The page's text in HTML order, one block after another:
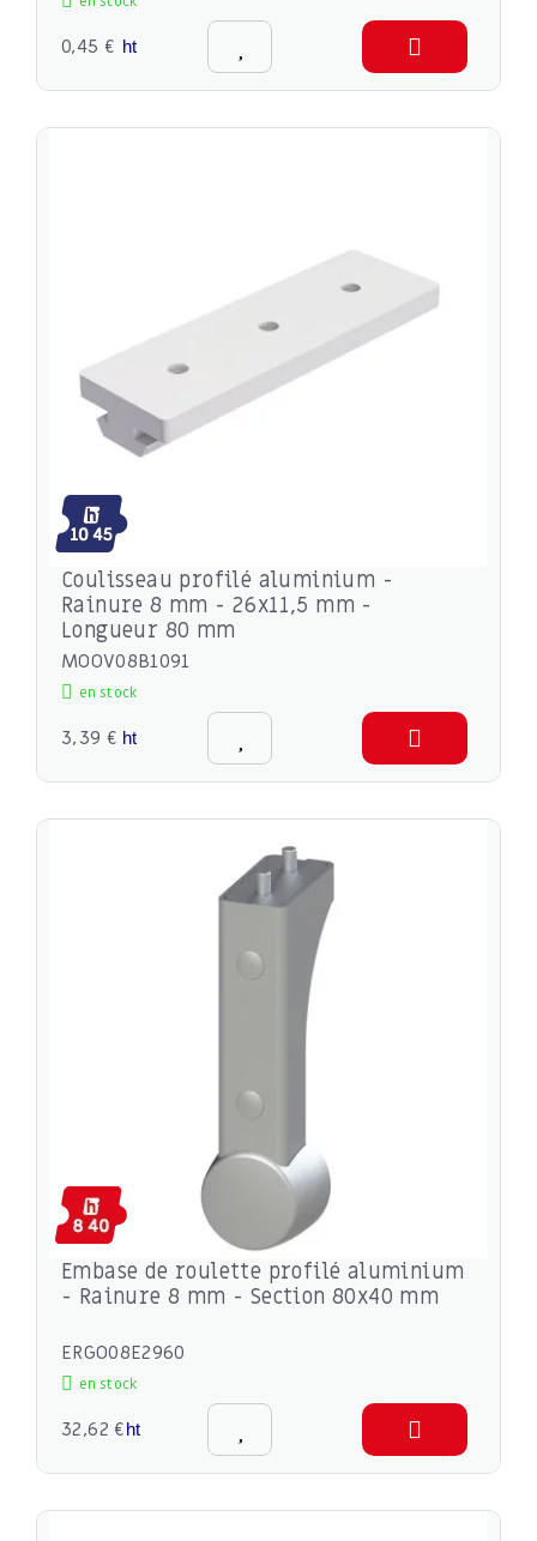
0,45 € ht
Coulisseau profilé aluminium -
Rainure 8 mm - 26x11,5 mm -
Longueur 80 mm
MOOV08B1091
en stock
3,39 € ht
Embase de roulette profilé aluminium
- Rainure 8 mm - Section 80x40 mm
ERGO08E2960
en stock
32,62 €ht